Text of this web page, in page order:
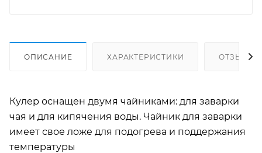
ОПИСАНИЕ ХАРАКТЕРИСТИКИ ОТЗЫВЫ
Кулер оснащен двумя чайниками: для заварки
чая и для кипячения воды. Чайник для заварки
имеет свое ложе для подогрева и поддержания
температуры